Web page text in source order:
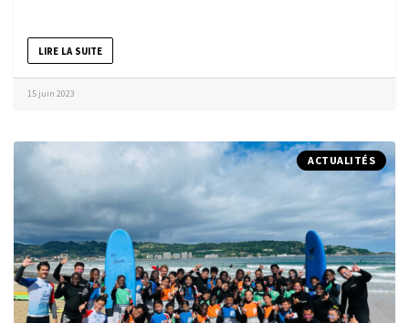
LIRE LA SUITE
15 juin 2023
ACTUALITÉS